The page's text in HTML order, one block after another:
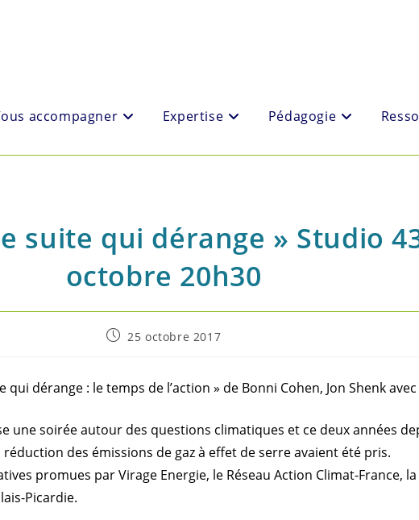
accompagner Expertise Pédagogie
suite qui dérange » Studio
octobre 20h30
Post25 octobre 2017
dérange : le temps de l’action » de Bonni Cohen, Jon Shenk
une soirée autour des questions climatiques et ce deux années
des émissions de gaz à effet de serre avaient été pris.
promues par Virage Energie, le Réseau Action Climat-France,
Picardie.